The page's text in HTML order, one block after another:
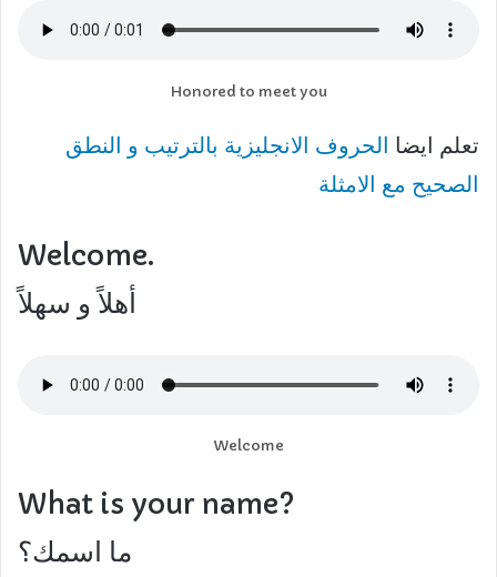
Honored to meet you
تعلم ايضا الحروف الانجليزية بالترتيب و النطق
الصحيح مع الامثلة
Welcome.
أهلاً و سهلاً
Welcome
What is your name?
ما اسمك؟